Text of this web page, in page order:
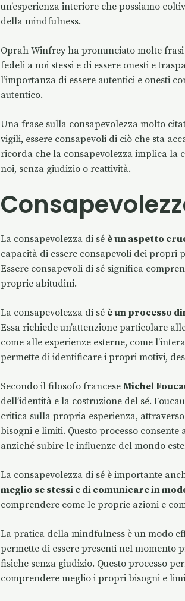
un’esperienza interiore che possiamo
della mindfulness.
Oprah Winfrey ha pronunciato molte frasi
fedeli a noi stessi e di essere onesti e
l’importanza di essere autentici e onesti
autentico.
Una frase sulla consapevolezza molto
vigili, essere consapevoli di ciò che sta
ricorda che la consapevolezza implica la
noi, senza giudizio o reattività.
La consapevolezza di sé è un aspetto
capacità di essere consapevoli dei
Essere consapevoli di sé significa
proprie abitudini.
La consapevolezza di sé è un processo
Essa richiede un’attenzione particolare
come alle esperienze esterne, come
permette di identificare i propri motivi,
Secondo il filosofo francese Michel
dell’identità e la costruzione del sé.
critica sulla propria esperienza,
bisogni e limiti. Questo processo
anziché subire le influenze del mondo
La consapevolezza di sé è importante
meglio se stessi e di comunicare in
comprendere come le proprie azioni e
La pratica della mindfulness è un modo
permette di essere presenti nel momento
fisiche senza giudizio. Questo processo
comprendere meglio i propri bisogni e